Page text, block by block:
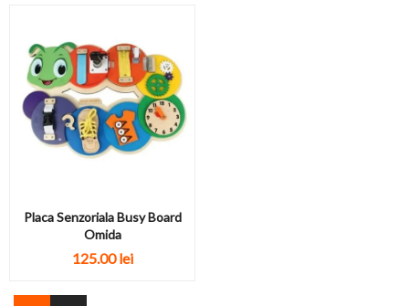
Placa Senzoriala Busy Board
Omida
125.00lei